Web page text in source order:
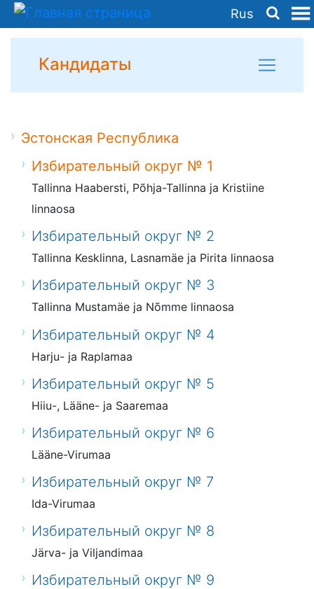
Rus
Кандидаты
Эстонская Республика
Избирательный округ № 1
Tallinna Haabersti, Põhja-Tallinna ja Kristiine
linnaosa
Избирательный округ № 2
Tallinna Kesklinna, Lasnamäe ja Pirita linnaosa
Избирательный округ № 3
Tallinna Mustamäe ja Nõmme linnaosa
Избирательный округ № 4
Harju- ja Raplamaa
Избирательный округ № 5
Hiiu-, Lääne- ja Saaremaa
Избирательный округ № 6
Lääne-Virumaa
Избирательный округ № 7
Ida-Virumaa
Избирательный округ № 8
Järva- ja Viljandimaa
Избирательный округ № 9